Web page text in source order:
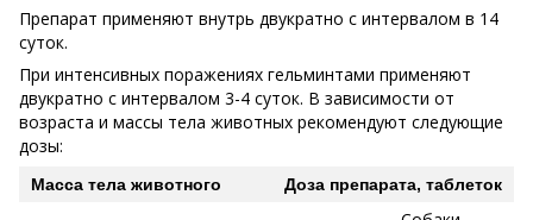
Препарат применяют внутрь двукратно с интервалом в 14
суток.
При интенсивных поражениях гельминтами применяют
двукратно с интервалом 3-4 суток. В зависимости от
возраста и массы тела животных рекомендуют следующие
дозы:
Масса тела животного Доза препарата, таблеток